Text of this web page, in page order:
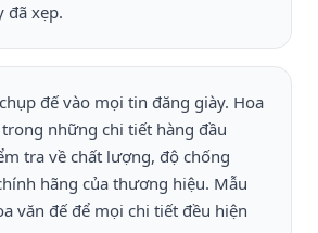
đã xẹp.
đế vào mọi tin đăng giày. Hoa
những chi tiết hàng đầu
tra về chất lượng, độ chống
hãng của thương hiệu. Mẫu
văn đế để mọi chi tiết đều hiện